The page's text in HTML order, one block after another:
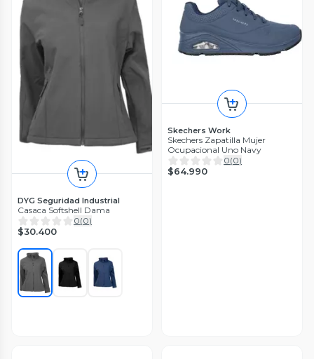
DYG Seguridad Industrial
Casaca Softshell Dama
0(0)
$30.400
Skechers Work
Skechers Zapatilla Mujer
Ocupacional Uno Navy
0(0)
$64.990